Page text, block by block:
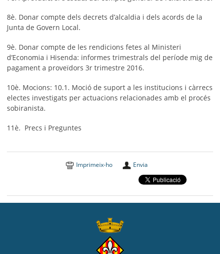
8è. Donar compte dels decrets d’alcaldia i dels acords de la
Junta de Govern Local.
9è. Donar compte de les rendicions fetes al Ministeri
d’Economia i Hisenda: informes trimestrals del període mig de
pagament a proveïdors 3r trimestre 2016.
10è. Mocions: 10.1. Moció de suport a les institucions i càrrecs
electes investigats per actuacions relacionades amb el procés
sobiranista.
11è. Precs i Preguntes
Imprimeix-ho Envia